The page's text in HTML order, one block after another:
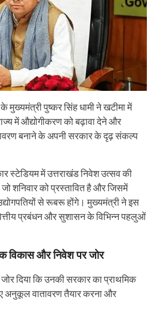
मुख्यमंत्री पुष्कर सिंह धामी ने खटीमा में
में औद्योगीकरण को बढ़ावा देने और
बनाने के अपनी सरकार के दृढ़ संकल्प
स्टेडियम में उत्तराखंड निवेश उत्सव की
जो शनिवार को प्रस्तावित है और जिसमें
से रूबरू होंगे। मुख्यमंत्री ने इस
प्रबंधन और सुशासन के विभिन्न पहलुओं
विकास और निवेश पर जोर
दिया कि उनकी सरकार का प्राथमिक
अनुकूल वातावरण तैयार करना और